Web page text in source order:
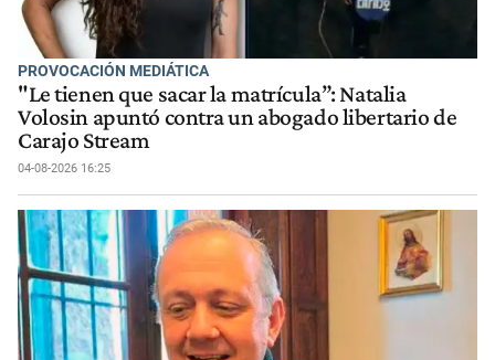
PROVOCACIÓN MEDIÁTICA
"Le tienen que sacar la matrícula”: Natalia
Volosin apuntó contra un abogado libertario de
Carajo Stream
04-08-2026 16:25